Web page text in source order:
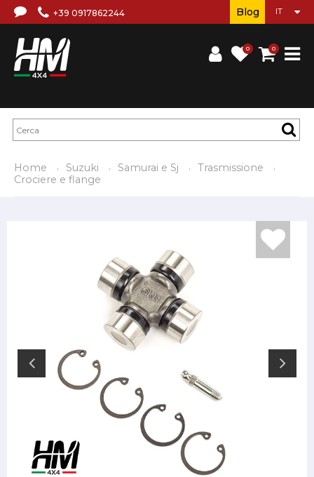
+39 0917862244
0 0
Blog
Home Suzuki Samurai e Sj
Trasmissione
Crociere e flange